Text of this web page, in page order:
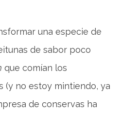
una especie de
de sabor poco
que comían los
(y no estoy mintiendo, ya
de conservas ha